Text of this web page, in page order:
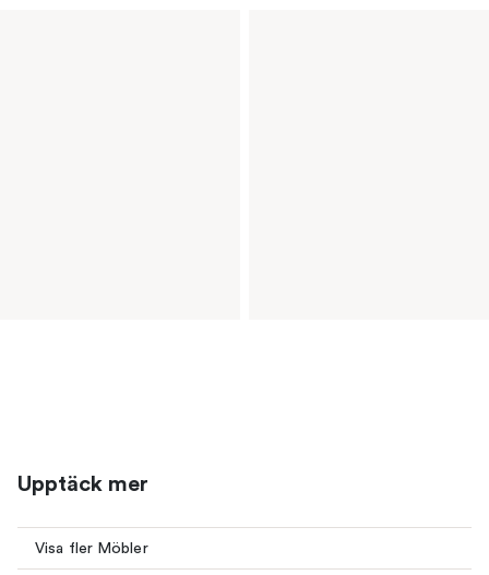
Upptäck mer
Visa fler Möbler